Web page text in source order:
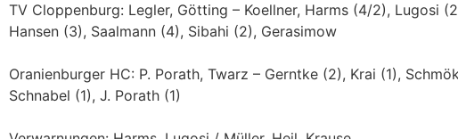
TV Cloppenburg: Legler, Götting – Koellner, Harms (4/2), Lugosi
Hansen (3), Saalmann (4), Sibahi (2), Gerasimow
Oranienburger HC: P. Porath, Twarz – Gerntke (2), Krai (1),
Schnabel (1), J. Porath (1)